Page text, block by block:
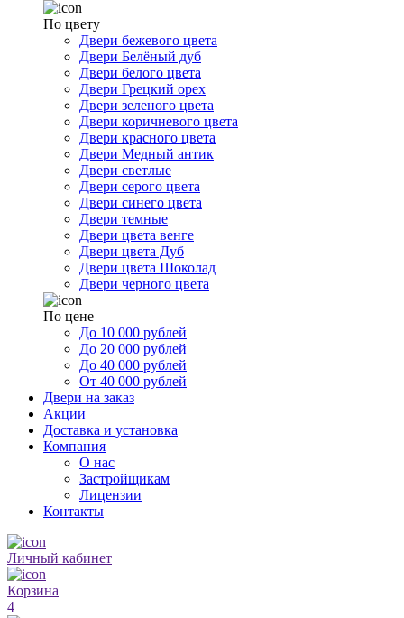
По цвету
Двери бежевого цвета
Двери Белёный дуб
Двери белого цвета
Двери Грецкий орех
Двери зеленого цвета
Двери коричневого цвета
Двери красного цвета
Двери Медный антик
Двери светлые
Двери серого цвета
Двери синего цвета
Двери темные
Двери цвета венге
Двери цвета Дуб
Двери цвета Шоколад
Двери черного цвета
По цене
До 10 000 рублей
До 20 000 рублей
До 40 000 рублей
От 40 000 рублей
Двери на заказ
Акции
Доставка и установка
Компания
О нас
Застройщикам
Лицензии
Контакты
Личный кабинет
Корзина
4